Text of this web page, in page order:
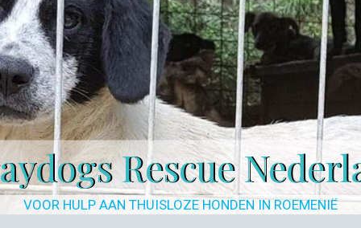
Rescue
VOOR HULP AAN THUISLOZE HONDEN IN ROEMENIË